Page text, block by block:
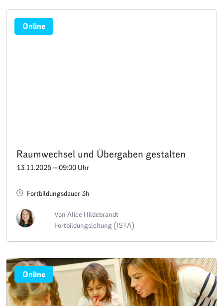
Online
Raumwechsel und Übergaben gestalten
13.11.2026 – 09:00 Uhr
Fortbildungsdauer 3h
Von Alice Hildebrandt
Fortbildungsleitung (ISTA)
Online